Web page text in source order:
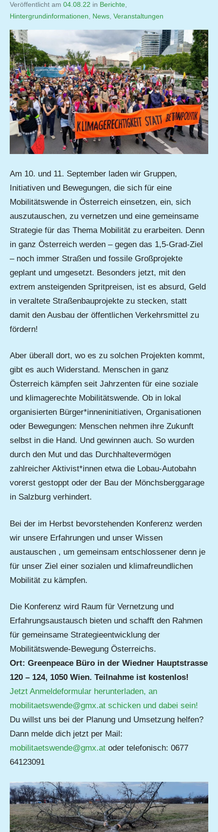
Veröffentlicht am 04.08.22 von
Jutta
in Berichte
Hintergrundinformationen
News Veranstaltungen
Am 10. und 11. September laden wir Gruppen,
Initiativen und Bewegungen, die sich für eine
Mobilitätswende in Österreich einsetzen, ein, sich
auszutauschen, zu vernetzen und eine gemeinsame
Strategie für das Thema Mobilität zu erarbeiten. Denn
in ganz Österreich werden – gegen das 1,5-Grad-Ziel
– noch immer Straßen und fossile Großprojekte
geplant und umgesetzt. Besonders jetzt, mit den
extrem ansteigenden Spritpreisen, ist es absurd, Geld
in veraltete Straßenbauprojekte zu stecken, statt
damit den Ausbau der öffentlichen Verkehrsmittel zu
fördern!
Aber überall dort, wo es zu solchen Projekten kommt,
gibt es auch Widerstand. Menschen in ganz
Österreich kämpfen seit Jahrzenten für eine soziale
und klimagerechte Mobilitätswende. Ob in lokal
organisierten Bürger*inneninitiativen, Organisationen
oder Bewegungen: Menschen nehmen ihre Zukunft
selbst in die Hand. Und gewinnen auch. So wurden
durch den Mut und das Durchhaltevermögen
zahlreicher Aktivist*innen etwa die Lobau-Autobahn
vorerst gestoppt oder der Bau der Mönchsberggarage
in Salzburg verhindert.
Bei der im Herbst bevorstehenden Konferenz werden
wir unsere Erfahrungen und unser Wissen
austauschen , um gemeinsam entschlossener denn je
für unser Ziel einer sozialen und klimafreundlichen
Mobilität zu kämpfen.
Die Konferenz wird Raum für Vernetzung und
Erfahrungsaustausch bieten und schafft den Rahmen
für gemeinsame Strategieentwicklung der
Mobilitätswende-Bewegung Österreichs.
Ort: Greenpeace Büro in der Wiedner Hauptstrasse
120 – 124, 1050 Wien. Teilnahme ist kostenlos!
Jetzt Anmeldeformular herunterladen, an
mobilitaetswende@gmx.at schicken und dabei sein!
Du willst uns bei der Planung und Umsetzung helfen?
Dann melde dich jetzt per Mail:
mobilitaetswende@gmx.at oder telefonisch: 0677
64123091